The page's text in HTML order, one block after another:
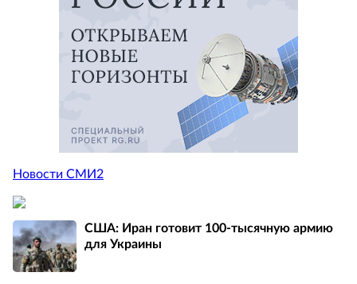
Новости СМИ2
США: Иран готовит 100-тысячную армию
для Украины